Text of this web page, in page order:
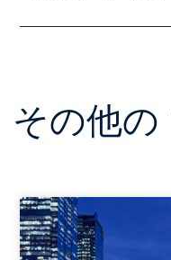
その他の